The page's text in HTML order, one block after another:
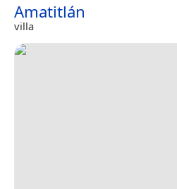
Amatitlán
villa